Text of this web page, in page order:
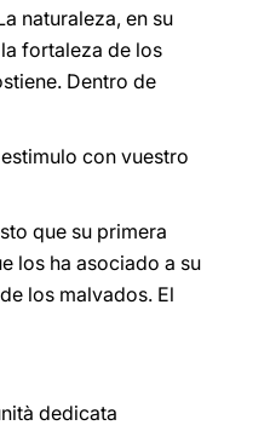
naturaleza, en su
fortaleza de los
Dentro de
con vuestro
que su primera
los ha asociado a su
los malvados. El
dedicata